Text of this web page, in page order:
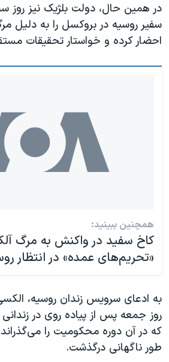
در همین حال، دولت بلژیک نیز روز
سفیر روسیه در بروکسل را به دلیل
احضار کرده و خواستار تحقیقات
همچنین ببینید:
کاخ سفید در واکنش به مرگ
«تحریم‌های عمده» در انتظار
روز جمعه پس از پیاده روی در زندانی
که در آن دوره محکومیت را
طور ناگهانی درگذشت.